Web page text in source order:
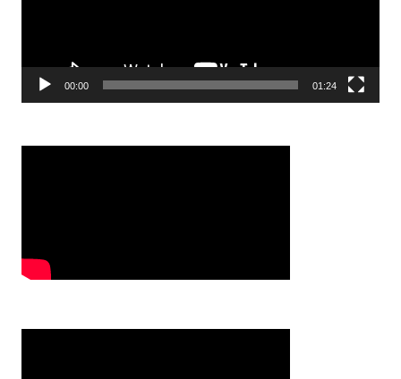
00:00 01:24